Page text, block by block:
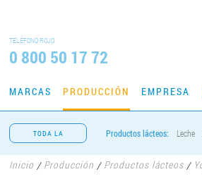
TELÉFONO ROJO
0 800 50 17 72
MARCAS PRODUCCIÓN EMPRESA
TODA LA
PRODUCCIÓN
Productos lácteos: Leche
Inicio / Producción / Productos lácteos /